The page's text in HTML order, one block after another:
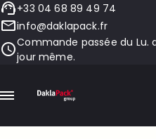
+33 04 68 89 49 74
info@daklapack.fr
Commande passée du Lu.
jour même.